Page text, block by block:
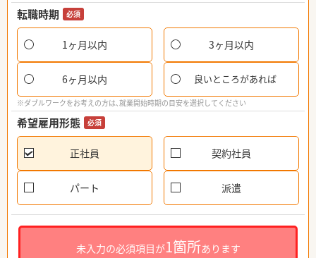
転職時期 必須
1ヶ月以内 3ヶ月以内
6ヶ月以内 良いところがあれば
※ダブルワークをお考えの方は、就業開始時期の目安を選択してください
希望雇用形態 必須
正社員 契約社員
パート 派遣
未入力の必須項目が1箇所あります